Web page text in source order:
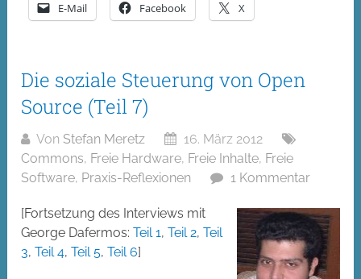
E-Mail Facebook X
Die soziale Steuerung von Open
Source (Teil 7)
Von Stefan Meretz
16. März 2012
Commons, Freie Hardware, Freie Inhalte, Freie
Software, Praxis-Reflexionen 1 Kommentar
[Fortsetzung des Interviews mit
George Dafermos:Teil 1,Teil 2,Teil
3,Teil 4,Teil 5,Teil 6]